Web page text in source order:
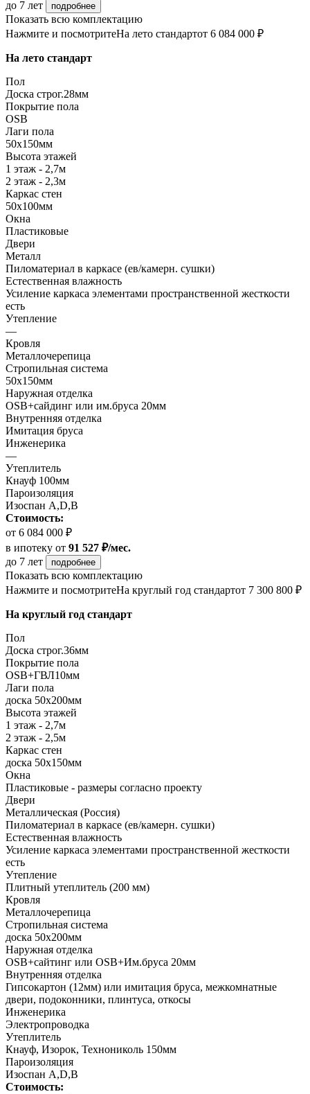
до 7 лет подробнее
Показать всю комплектацию
Нажмите и посмотритеНа лето стандартот 6 084 000 ₽
На лето стандарт
Пол
Доска строг.28мм
Покрытие пола
OSB
Лаги пола
50х150мм
Высота этажей
1 этаж - 2,7м
2 этаж - 2,3м
Каркас стен
50х100мм
Окна
Пластиковые
Двери
Металл
Пиломатериал в каркасе (ев/камерн. сушки)
Естественная влажность
Усиление каркаса элементами пространственной жесткости
есть
Утепление
—
Кровля
Металлочерепица
Стропильная система
50х150мм
Наружная отделка
OSB+сайдинг или им.бруса 20мм
Внутренняя отделка
Имитация бруса
Инженерика
—
Утеплитель
Кнауф 100мм
Пароизоляция
Изоспан А,D,B
Стоимость:
от 6 084 000 ₽
в ипотеку от 91 527 ₽/мес.
до 7 лет
подробнее
Показать всю комплектацию
Нажмите и посмотритеНа круглый год стандартот 7 300 800 ₽
На круглый год стандарт
Пол
Доска строг.36мм
Покрытие пола
ОSB+ГВЛ10мм
Лаги пола
доска 50х200мм
Высота этажей
1 этаж - 2,7м
2 этаж - 2,5м
Каркас стен
доска 50х150мм
Окна
Пластиковые - размеры согласно проекту
Двери
Металлическая (Россия)
Пиломатериал в каркасе (ев/камерн. сушки)
Естественная влажность
Усиление каркаса элементами пространственной жесткости
есть
Утепление
Плитный утеплитель (200 мм)
Кровля
Металлочерепица
Стропильная система
доска 50х200мм
Наружная отделка
OSB+сайтинг или OSB+Им.бруса 20мм
Внутренняя отделка
Гипсокартон (12мм) или имитация бруса, межкомнатные
двери, подоконники, плинтуса, откосы
Инженерика
Электропроводка
Утеплитель
Кнауф, Изорок, Технониколь 150мм
Пароизоляция
Изоспан A,D,B
Стоимость: